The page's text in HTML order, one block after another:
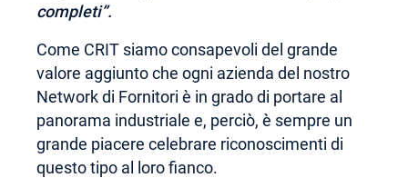
completi”.
Come CRIT siamo consapevoli del grande
valore aggiunto che ogni azienda del nostro
Network di Fornitori è in grado di portare al
panorama industriale e, perciò, è sempre un
grande piacere celebrare riconoscimenti di
questo tipo al loro fianco.